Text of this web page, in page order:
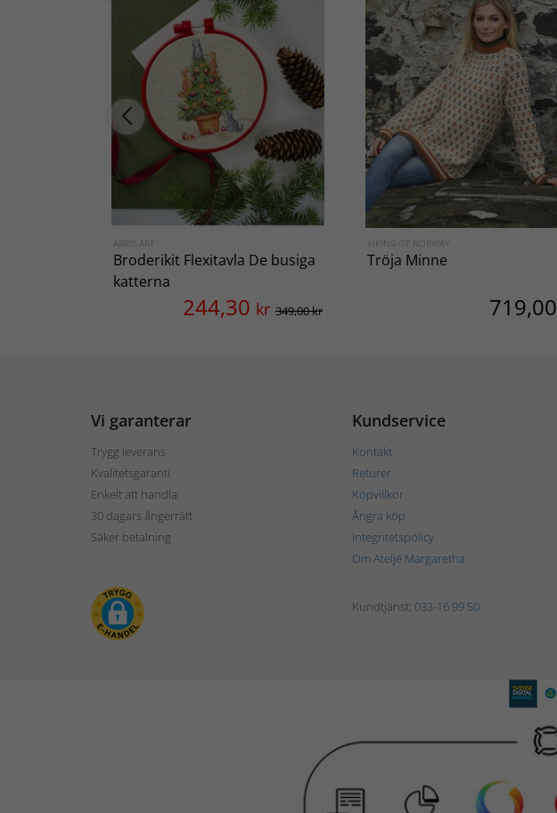
ABRIS ART
Broderikit Flexitavla De busiga
katterna
244,30 kr 349,00 kr
VIKING OF NORWAY
Tröja Minne
719,00
Vi garanterar
Trygg leverans
Kvalitetsgaranti
Enkelt att handla
30 dagars ångerrätt
Säker betalning
Kundservice
Kontakt
Returer
Köpvillkor
Ångra köp
Integritetspolicy
Om Ateljé Margaretha
Kundtjänst: 033-16 99 50